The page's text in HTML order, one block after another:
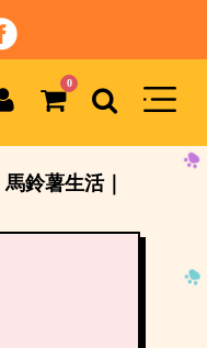
0
馬鈴薯生活｜